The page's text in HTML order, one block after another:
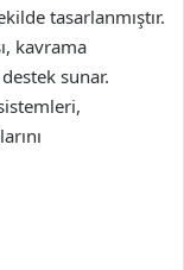
tasarlanmıştır.
kavrama
sunar.